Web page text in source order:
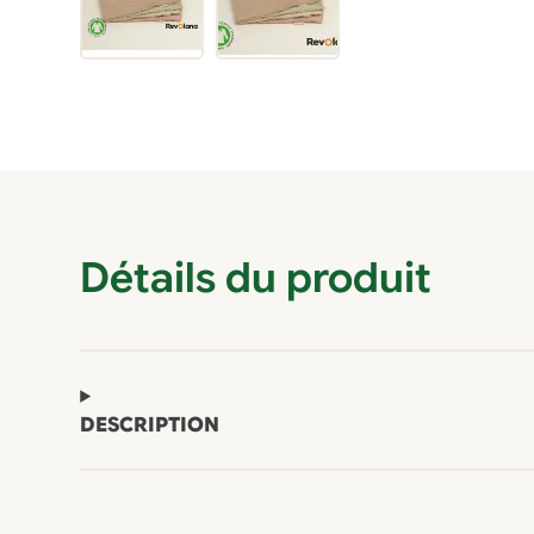
Détails du produit
DESCRIPTION